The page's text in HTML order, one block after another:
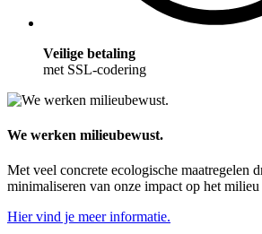
Veilige betaling
met SSL-codering
We werken milieubewust.
Met veel concrete ecologische maatregelen
minimaliseren van onze impact op het
Hier vind je meer informatie.